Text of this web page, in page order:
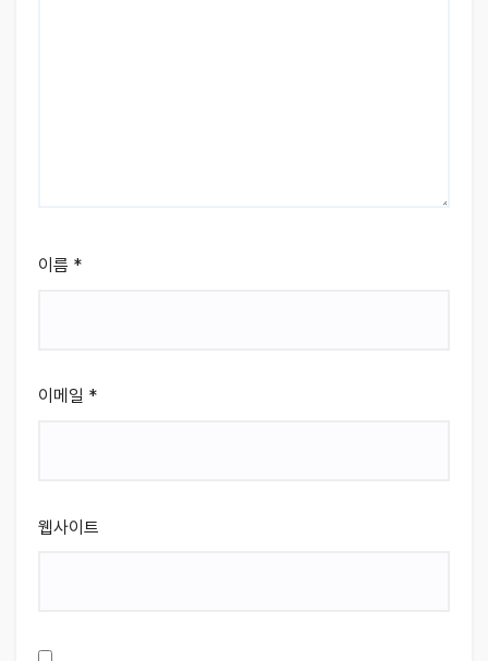
이름 *
이메일 *
웹사이트